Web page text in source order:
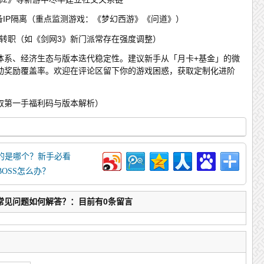
隔离（重点监测游戏：《梦幻西游》《问道》）
职（如《剑网3》新门派常存在强度调整）
、经济生态与版本迭代稳定性。建议新手从「月卡+基金」的微
励覆盖率。欢迎在评论区留下你的游戏困惑，获取定制化进阶
一手福利码与版本解析）
是哪个？新手必看
怎么办？
问题如何解答？：目前有0条留言